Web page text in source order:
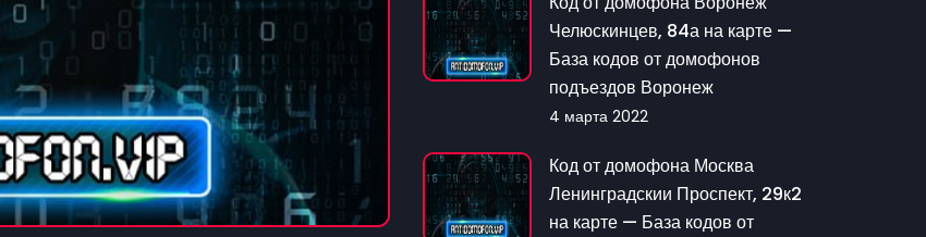
Челюскинцев, 84а на карте —
База кодов от домофонов
подъездов Воронеж
4 марта 2022
Код от домофона Москва
Ленинградскии Проспект, 29к2
на карте — База кодов от